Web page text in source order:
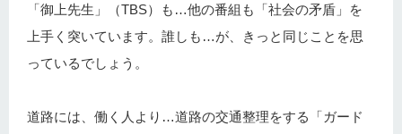
「御上先生」（TBS）も…他の番組も「社会の矛盾」を
上手く突いています。誰しも…が、きっと同じことを思
っているでしょう。
道路には、働く人より…道路の交通整理をする「ガード